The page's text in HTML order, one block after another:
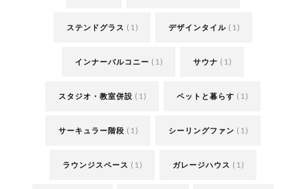
ステンドグラス (1) デザインタイル(1)
インナーバルコニー (1) サウナ (1)
スタジオ・教室併設 (1) ペットと暮らす (1)
サーキュラー階段 (1) シーリングファン (1)
ラウンジスペース (1) ガレージハウス (1)